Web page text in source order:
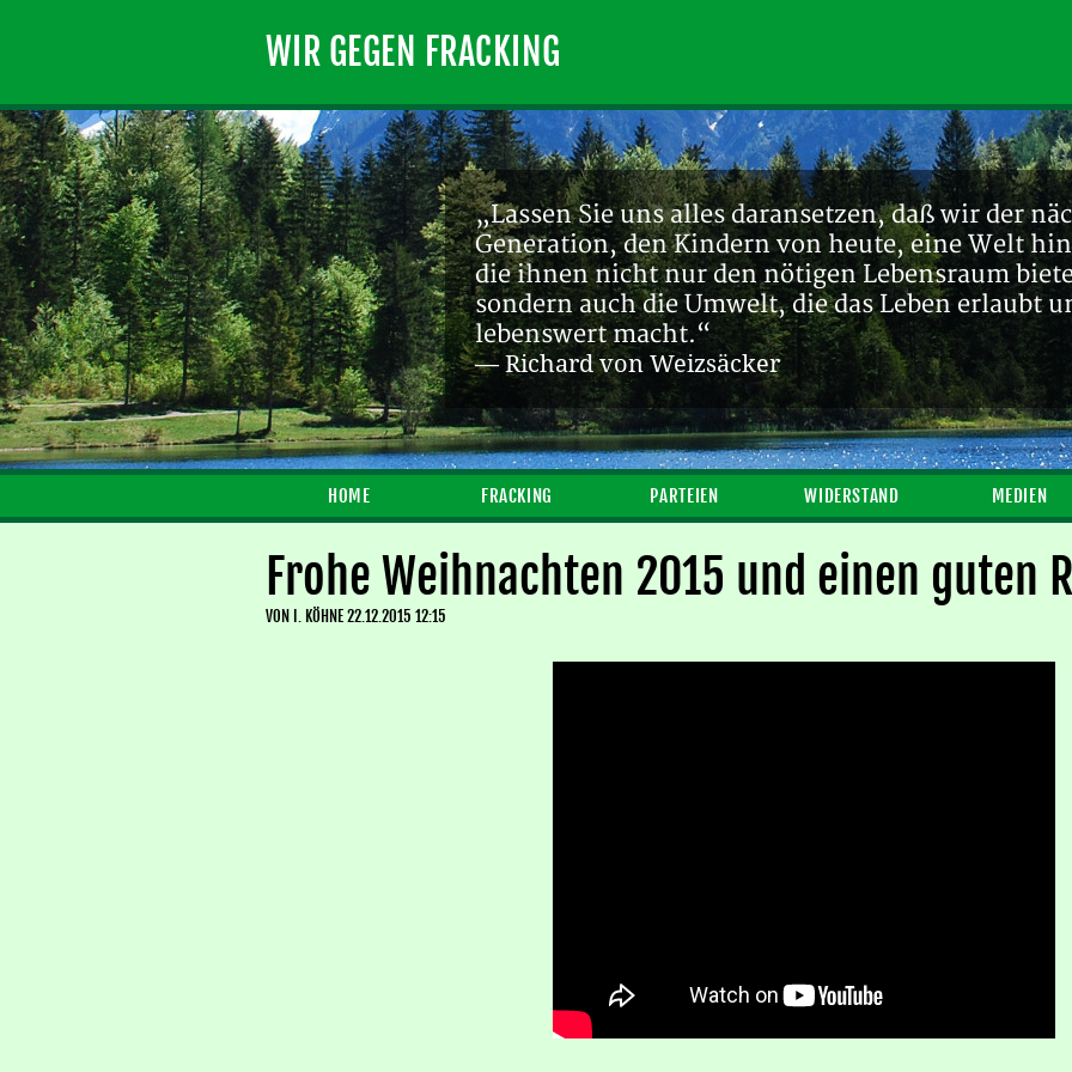
WIR GEGEN FRACKING
„Lassen Sie uns alles daransetzen, daß wir der
Generation, den Kindern von heute, eine Welt
die ihnen nicht nur den nötigen Lebensraum
sondern auch die Umwelt, die das Leben erlaubt
lebenswert macht.“
— Richard von Weizsäcker
HOME FRACKING PARTEIEN WIDERSTAND MEDIEN
Frohe Weihnachten 2015 und einen guten
VON I. KÖHNE22.12.2015 12:15